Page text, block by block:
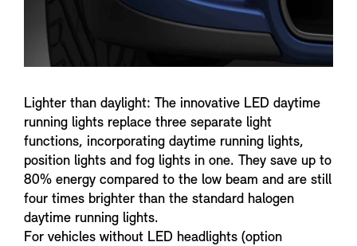
Lighter than daylight: The innovative LED daytime
running lights replace three separate light
functions, incorporating daytime running lights,
position lights and fog lights in one. They save up to
80% energy compared to the low beam and are still
four times brighter than the standard halogen
daytime running lights.
For vehicles without LED headlights (option